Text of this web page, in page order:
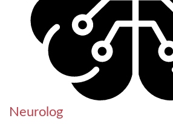
Neurolog